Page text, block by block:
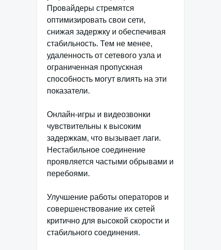
Провайдеры стремятся
оптимизировать свои сети,
снижая задержку и обеспечивая
стабильность. Тем не менее,
удаленность от сетевого узла и
ограниченная пропускная
способность могут влиять на эти
показатели.
Онлайн-игры и видеозвонки
чувствительны к высоким
задержкам, что вызывает лаги.
Нестабильное соединение
проявляется частыми обрывами и
перебоями.
Улучшение работы операторов и
совершенствование их сетей
критично для высокой скорости и
стабильного соединения.